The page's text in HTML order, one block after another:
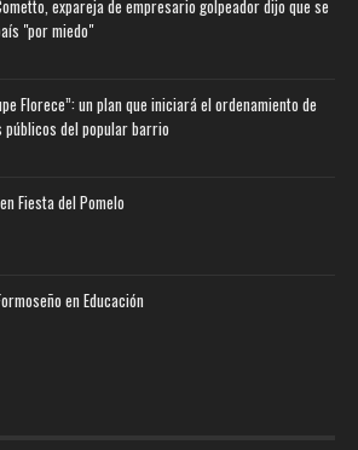
expareja de empresario golpeador dijo que se
"por miedo"
Florece”: un plan que iniciará el ordenamiento de
públicos del popular barrio
Fiesta del Pomelo
en Educación